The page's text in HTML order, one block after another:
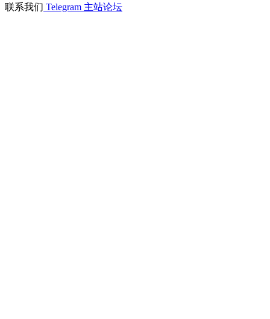
联系我们 Telegram 主站论坛